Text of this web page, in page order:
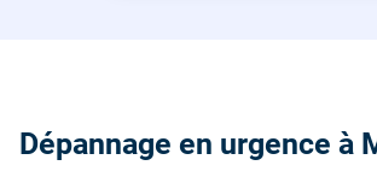
Dépannage en urgence à